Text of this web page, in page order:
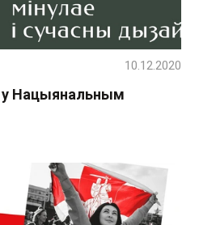
у Нацыянальным
10.12.2020